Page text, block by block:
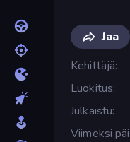
Jaa
Kehittäjä
Luokitus
Julkaistu
Viimeksi